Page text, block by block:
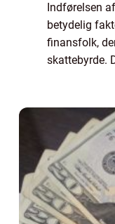
Indførelsen
betydelig
finansfolk,
skattebyrde.